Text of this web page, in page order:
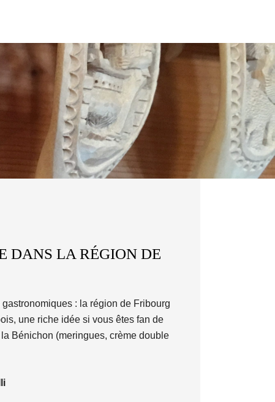
DANS LA RÉGION DE
: la région de Fribourg
une riche idée si vous êtes fan de
Bénichon (meringues, crème double